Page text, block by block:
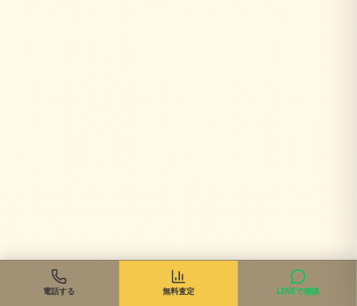
電話する 無料査定 LINEで相談